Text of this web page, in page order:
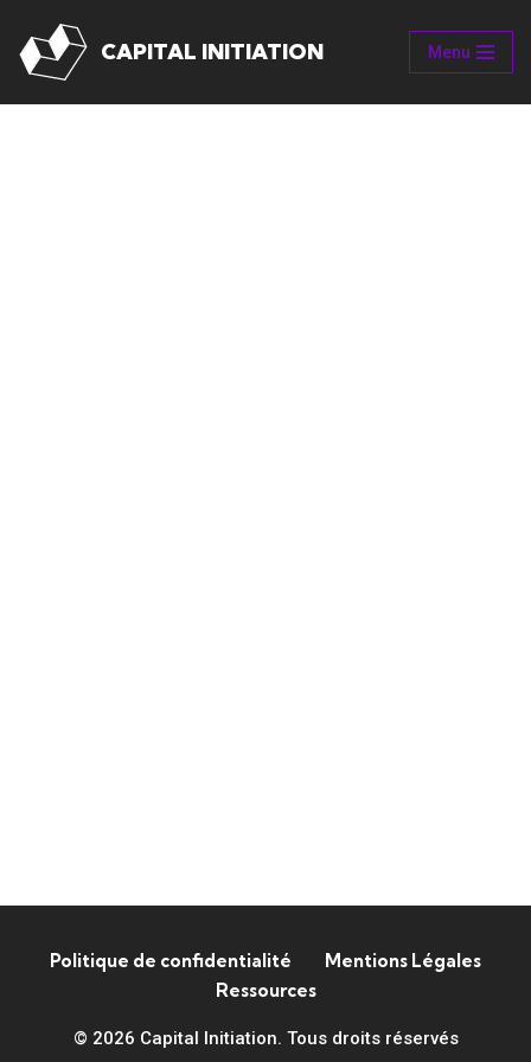
Aller
CAPITAL INITIATION Menu
Politique de confidentialité
Mentions Légales
Ressources
© 2026 Capital Initiation. Tous droits réservés